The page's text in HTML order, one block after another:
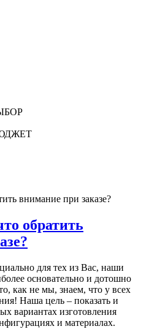
обратить
для тех из Вас, наши
основательно и дотошно
как не мы, знаем, что у всех
Наша цель – показать и
вариантах изготовления
и материалах.